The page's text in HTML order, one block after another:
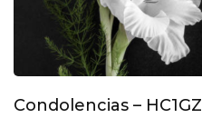
Condolencias – HC1GZ